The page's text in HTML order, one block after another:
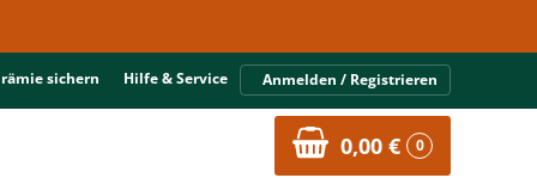
sichern Hilfe & Service Anmelden / Registrieren
0,00 € 0